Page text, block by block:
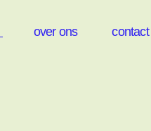
over ons contact